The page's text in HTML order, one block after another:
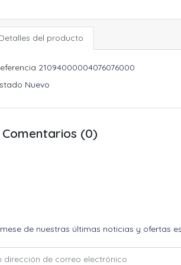
Detalles del producto
21094000004076076000
Nuevo
Comentarios (0)
de nuestras últimas noticias y ofertas